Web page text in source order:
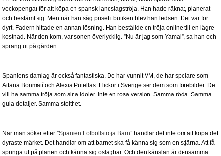
veckopengar för att köpa en spansk landslagströja. Han hade räknat, planerat
och bestämt sig. Men när han såg priset i butiken blev han ledsen. Det var för
dyrt. Fadern hittade en annan lösning. Han beställde en tröja online till en lägre
kostnad. När den kom, var sonen överlycklig. ”Nu är jag som Yamal”, sa han och
sprang ut på gården.
Spaniens damlag är också fantastiska. De har vunnit VM, de har spelare som
Aitana Bonmatí och Alexia Putellas. Flickor i Sverige ser dem som förebilder. De
vill ha samma tröja som sina idoler. Inte en rosa version. Samma röda. Samma
gula detaljer. Samma stolthet.
När man söker efter ”Spanien Fotbollströja Barn” handlar det inte om att köpa det
dyraste märket. Det handlar om att barnet ska få känna sig som en stjärna. Att få
springa ut på planen och känna sig oslagbar. Och den känslan är densamma